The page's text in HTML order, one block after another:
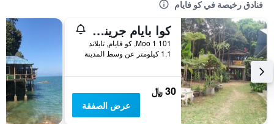
فنادق رخيصة في كو فايام
كوا بايام جرينتاوان ريزورت
101 Moo 1, كو فايام, تايلاند
1.1 كيلومتر عن وسط المدينة
30 ﷼
عرض الصفقة